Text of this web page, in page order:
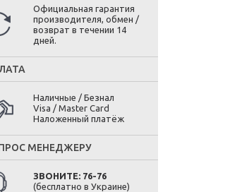
Официальная гарантия
производителя, обмен /
возврат в течении 14
дней.
Наличные / Безнал
Visa / Master Card
Наложенный платёж
МЕНЕДЖЕРУ
ЗВОНИТЕ: 76-76
(бесплатно в Украине)